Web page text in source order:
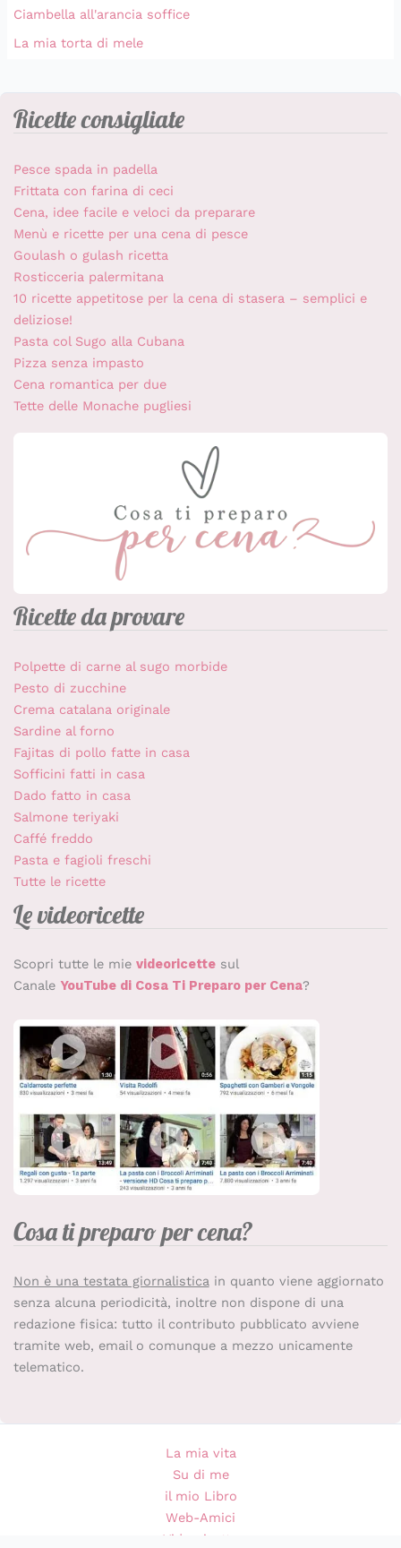
Ciambella all'arancia soffice
La mia torta di mele
Ricette consigliate
Pesce spada in padella
Frittata con farina di ceci
Cena, idee facile e veloci da preparare
Menù e ricette per una cena di pesce
Goulash o gulash ricetta
Rosticceria palermitana
10 ricette appetitose per la cena di stasera – semplici e
deliziose!
Pasta col Sugo alla Cubana
Pizza senza impasto
Cena romantica per due
Tette delle Monache pugliesi
Ricette da provare
Polpette di carne al sugo morbide
Pesto di zucchine
Crema catalana originale
Sardine al forno
Fajitas di pollo fatte in casa
Sofficini fatti in casa
Dado fatto in casa
Salmone teriyaki
Caffé freddo
Pasta e fagioli freschi
Tutte le ricette
Le videoricette
Scopri tutte le mie videoricettesul
Canale YouTube di Cosa Ti Preparo per Cena?
Cosa ti preparo per cena?
Non è una testata giornalisticain quanto viene aggiornato
senza alcuna periodicità, inoltre non dispone di una
redazione fisica: tutto il contributo pubblicato avviene
tramite web, email o comunque a mezzo unicamente
telematico.
La mia vita
Su di me
il mio Libro
Web-Amici
Videoricette